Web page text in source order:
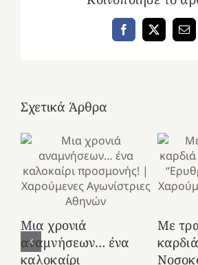
Facebook
X
Σχετικά Άρθρα
Μια χρονιά
αναμνήσεων… ένα
καλοκαίρι
Με